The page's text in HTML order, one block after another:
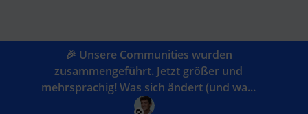
🎉 Unsere Communities wurden
zusammengeführt. Jetzt größer und
mehrsprachig! Was sich ändert (und wa...